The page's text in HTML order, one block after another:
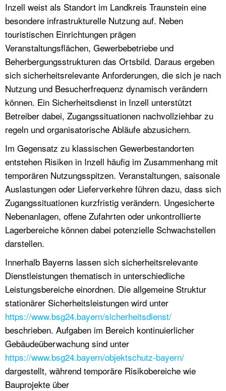
Inzell weist als Standort im Landkreis Traunstein eine
besondere infrastrukturelle Nutzung auf. Neben
touristischen Einrichtungen prägen
Veranstaltungsflächen, Gewerbebetriebe und
Beherbergungsstrukturen das Ortsbild. Daraus ergeben
sich sicherheitsrelevante Anforderungen, die sich je nach
Nutzung und Besucherfrequenz dynamisch verändern
können. Ein Sicherheitsdienst in Inzell unterstützt
Betreiber dabei, Zugangssituationen nachvollziehbar zu
regeln und organisatorische Abläufe abzusichern.
Im Gegensatz zu klassischen Gewerbestandorten
entstehen Risiken in Inzell häufig im Zusammenhang mit
temporären Nutzungsspitzen. Veranstaltungen, saisonale
Auslastungen oder Lieferverkehre führen dazu, dass sich
Zugangssituationen kurzfristig verändern. Ungesicherte
Nebenanlagen, offene Zufahrten oder unkontrollierte
Lagerbereiche können dabei potenzielle Schwachstellen
darstellen.
Innerhalb Bayerns lassen sich sicherheitsrelevante
Dienstleistungen thematisch in unterschiedliche
Leistungsbereiche einordnen. Die allgemeine Struktur
stationärer Sicherheitsleistungen wird unter
https://www.bsg24.bayern/sicherheitsdienst/
beschrieben. Aufgaben im Bereich kontinuierlicher
Gebäudeüberwachung sind unter
https://www.bsg24.bayern/objektschutz-bayern/
dargestellt, während temporäre Risikobereiche wie
Bauprojekte über